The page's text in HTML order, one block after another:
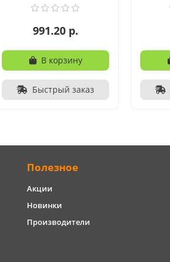
991.20 р.
В корзину
Быстрый заказ
Полезное
Акции
Новинки
Производители